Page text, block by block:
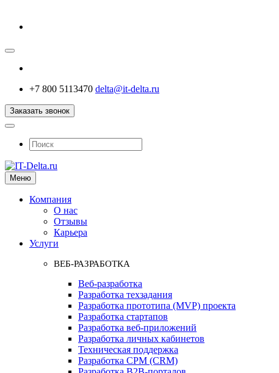
+7 800 5113470 delta@it-delta.ru
Заказать звонок
Меню
Компания
О нас
Отзывы
Карьера
Услуги
ВЕБ-РАЗРАБОТКА
Веб-разработка
Разработка техзадания
Разработка прототипа (MVP) проекта
Разработка стартапов
Разработка веб-приложений
Разработка личных кабинетов
Техническая поддержка
Разработка СРМ (CRM)